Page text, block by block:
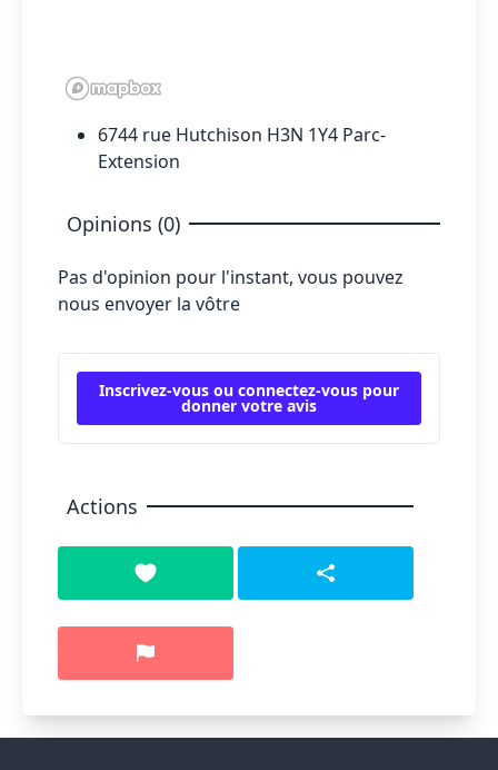
6744 rue Hutchison H3N 1Y4 Parc-
Extension
Opinions (0)
Pas d'opinion pour l'instant, vous pouvez
nous envoyer la vôtre
Inscrivez-vous ou connectez-vous pour
donner votre avis
Actions